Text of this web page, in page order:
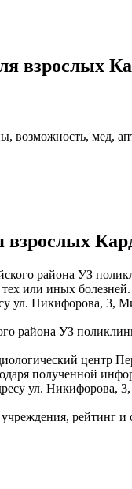
взрослых
возможность, мед,
района УЗ
или иных
ул. Никифорова, 3,
района УЗ
центр
полученной
ул. Никифорова,